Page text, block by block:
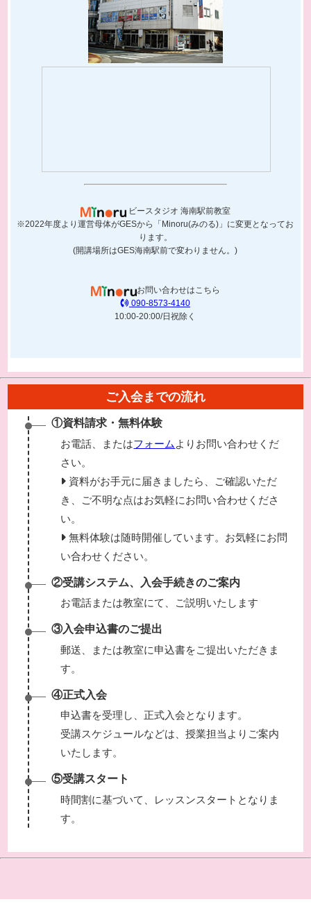
ビースタジオ海南駅前教室
※2022年度より運営母体がGESから「Minoru(みのる)」に変更となってお
ります。
(開講場所はGES海南駅前で変わりません。)
お問い合わせはこちら
090-8573-4140
10:00-20:00/日祝除く
ご入会までの流れ
①資料請求・無料体験
お電話、またはフォーム よりお問い合わせくだ
さい。
資料がお手元に届きましたら、ご確認いただ
き、ご不明な点はお気軽にお問い合わせくださ
い。
無料体験は随時開催しています。お気軽にお問
い合わせください。
②受講システム、入会手続きのご案内
お電話または教室にて、ご説明いたします
③入会申込書のご提出
郵送、または教室に申込書をご提出いただきま
す。
④正式入会
申込書を受理し、正式入会となります。
受講スケジュールなどは、授業担当よりご案内
いたします。
⑤受講スタート
時間割に基づいて、レッスンスタートとなりま
す。